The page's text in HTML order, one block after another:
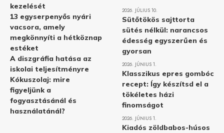
kezelését
13 egyserpenyős nyári
vacsora, amely
megkönnyíti a hétköznap
estéket
A diszgráfia hatása az
iskolai teljesítményre
Kókuszolaj: mire
figyeljünk a
fogyasztásánál és
használatánál?
2026. JÚLIUS 10.
Sütőtökös sajttorta
sütés nélkül: narancsos
édesség egyszerűen és
gyorsan
2026. JÚNIUS 1.
Klasszikus epres gombóc
recept: Így készítsd el a
tökéletes házi
finomságot
2026. JÚNIUS 1.
Kiadós zöldbabos-húsos